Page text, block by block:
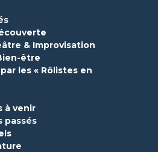
& Improvisation
être
les « Rôlistes en
à venir
passés